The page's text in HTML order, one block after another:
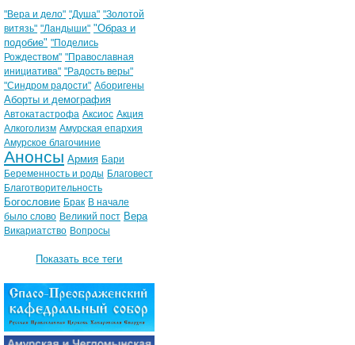
"Вера и дело" "Душа" "Золотой
витязь" "Ландыши" "Образ и
подобие" "Поделись
Рождеством" "Православная
инициатива" "Радость веры"
"Синдром радости" Аборигены
Аборты и демография
Автокатастрофа Аксиос Акция
Алкоголизм Амурская епархия
Амурское благочиние
Анонсы Армия Бари
Беременность и роды Благовест
Благотворительность
Богословие Брак В начале
было слово Великий пост Вера
Викариатство Вопросы
Показать все теги